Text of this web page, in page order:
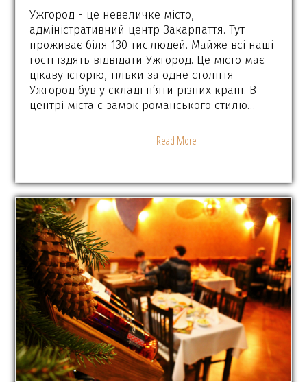
Ужгород - це невеличке місто,
адміністративний центр Закарпаття. Тут
проживає біля 130 тис.людей. Майже всі наші
гості їздять відвідати Ужгород. Це місто має
цікаву історію, тільки за одне століття
Ужгород був у складі п’яти різних країн. В
центрі міста є замок романського стилю…
Read More